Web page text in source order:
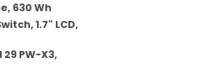
630 Wh
1.7" LCD,
PW-X3,